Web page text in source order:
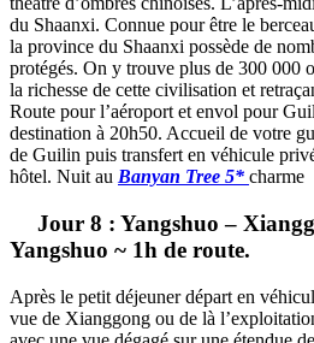
du Shaanxi. Connue pour être le
la province du Shaanxi possède de
protégés. On y trouve plus de 300 000
la richesse de cette civilisation et
Route pour l’aéroport et envol pour
destination à 20h50. Accueil de votre
de Guilin puis transfert en véhicule
hôtel. Nuit au Banyan Tree 5* charme
Jour 8 : Yangshuo –
Yangshuo ~ 1h de route.
Après le petit déjeuner départ en
vue de Xianggong ou de là